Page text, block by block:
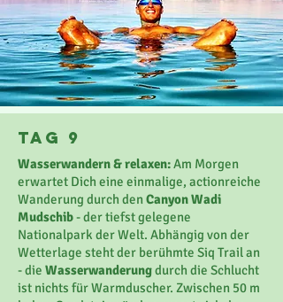
Tag 9
Wasserwandern & relaxen:Am Morgen
erwartet Dich eine einmalige, actionreiche
Wanderung durch denCanyon Wadi
Mudschib- der tiefst gelegene
Nationalpark der Welt. Abhängig von der
Wetterlage steht der berühmte Siq Trail an
- die Wasserwanderungdurch die Schlucht
ist nichts für Warmduscher. Zwischen 50 m